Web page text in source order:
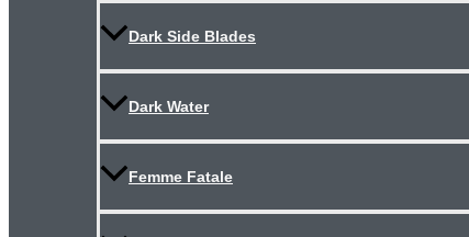
Dark Side Blades
Dark Water
Femme Fatale